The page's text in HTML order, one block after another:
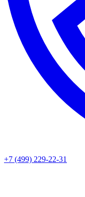
+7 (499) 229-22-31